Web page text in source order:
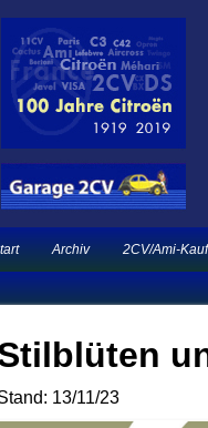
neuer
Classic
Garage 2CV – Automobile Klassiker
Archiv 2CV/Ami-Kauf
13/11/23